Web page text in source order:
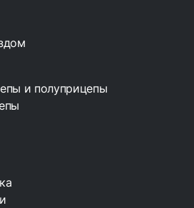
и полуприцепы